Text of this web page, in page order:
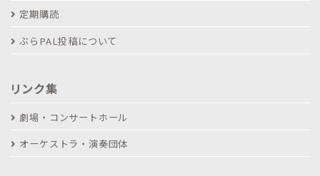
定期購読
ぶらPAL投稿について
リンク集
劇場・コンサートホール
オーケストラ・演奏団体